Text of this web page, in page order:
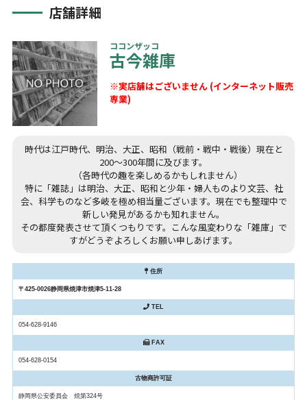
店舗詳細
ココンザッコ
古今雑庫
※実店舗はございません (インターネット販売
専業)
時代は江戸時代、明治、大正、昭和（戦前・戦中・戦後）現在と
200～300年間に及びます。
（各時代の趣を楽しめるかもしれません）
特に「雑誌」は明治、大正、昭和と少年・婦人ものより文芸、社
会、科学ものなど多岐を極め相当量ございます。現在でも整理中で
新しい発見があるかも知れません。
その都度発表させて頂くつもりです。こんな風変わりな「雑庫」で
すがどうぞよろしくお願い申しあげます。
住所
〒425-0026静岡県焼津市焼津5-11-28
TEL
054-628-9146
FAX
054-628-0154
古物商許可証
静岡県公安委員会 焼第324号